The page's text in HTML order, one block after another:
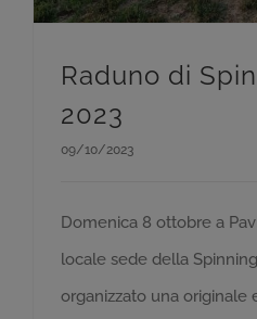
Raduno di
2023
09/10/2023
Domenica 8 ottobre a
locale sede della
organizzato una originale